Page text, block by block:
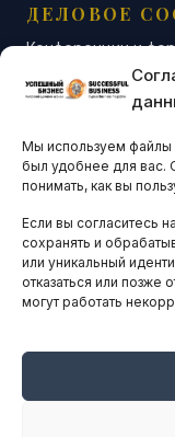
Мы используем файлы
был удобнее для вас.
понимать, как вы
Если вы согласитесь
сохранять и
или уникальный
отказаться или позже
могут работать
ДЕЛОВОЕ
Конференции и
Бизнес-клубы и
Остальные
АНАЛИТИКА
ARTICLES IN
НАВИГАЦИЯ
Оплата онлайн